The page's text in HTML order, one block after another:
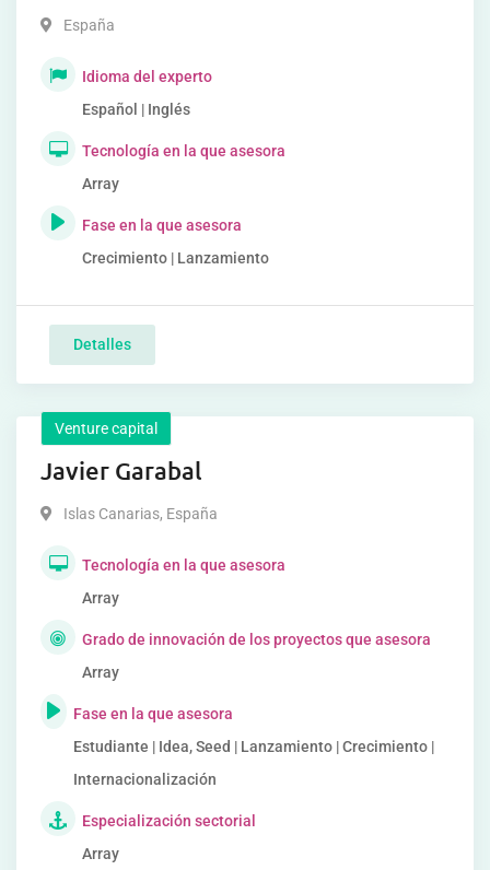
España
Idioma del experto
Español | Inglés
Tecnología en la que asesora
Array
Fase en la que asesora
Crecimiento | Lanzamiento
Detalles
Venture capital
Javier Garabal
Islas Canarias, España
Tecnología en la que asesora
Array
Grado de innovación de los proyectos que asesora
Array
Fase en la que asesora
Estudiante | Idea, Seed | Lanzamiento | Crecimiento |
Internacionalización
Especialización sectorial
Array